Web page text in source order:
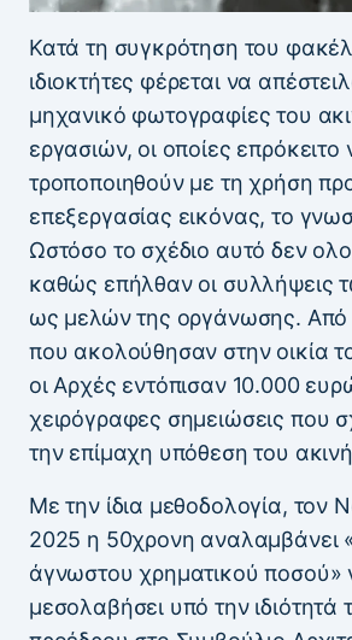
Κατά τη συγκρότηση του
ιδιοκτήτες φέρεται να
μηχανικό φωτογραφίες του
εργασιών, οι οποίες επρόκειτο
τροποποιηθούν με τη χρήση
επεξεργασίας εικόνας, το
Ωστόσο το σχέδιο αυτό δεν
καθώς επήλθαν οι συλλήψεις
ως μελών της οργάνωσης. Από
που ακολούθησαν στην οικία
οι Αρχές εντόπισαν 10.000
χειρόγραφες σημειώσεις που
την επίμαχη υπόθεση του
Με την ίδια μεθοδολογία, τον
2025 η 50χρονη αναλαμβάνει
άγνωστου χρηματικού ποσού»
μεσολαβήσει υπό την ιδιότητά